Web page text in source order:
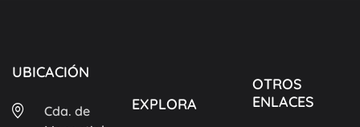
UBICACIÓN
Cda. de
EXPLORA
OTROS
ENLACES